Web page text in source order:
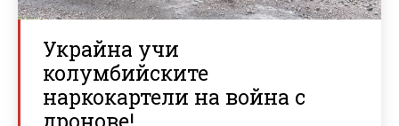
Украйна учи
колумбийските
наркокартели на война с